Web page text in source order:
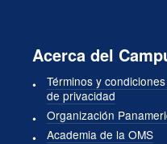
Acerca del
Términos y
de privacidad
Organización
Academia de la OMS